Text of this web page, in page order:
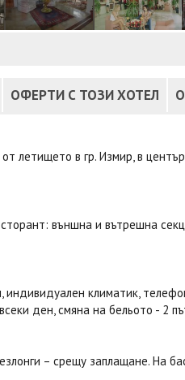
ОФЕРТИ С ТОЗИ ХОТЕЛ
летището в гр. Измир, в
външна и вътрешна
индивидуален климатик,
ден, смяна на бельото - 2
– срещу заплащане. На